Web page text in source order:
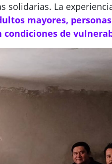
solidarias. La
mayores,
de